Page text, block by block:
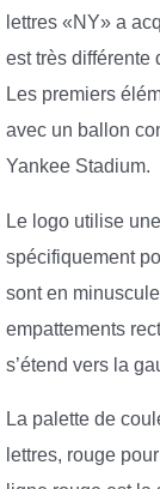
lettres «NY» a
est très différente
Les premiers
avec un ballon
Yankee Stadium.
Le logo utilise
spécifiquement
sont en
empattements
s’étend vers la
La palette de
lettres, rouge